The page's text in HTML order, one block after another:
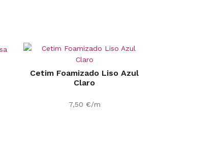
Cetim Foamizado Liso Azul
Claro
7,50 €/m